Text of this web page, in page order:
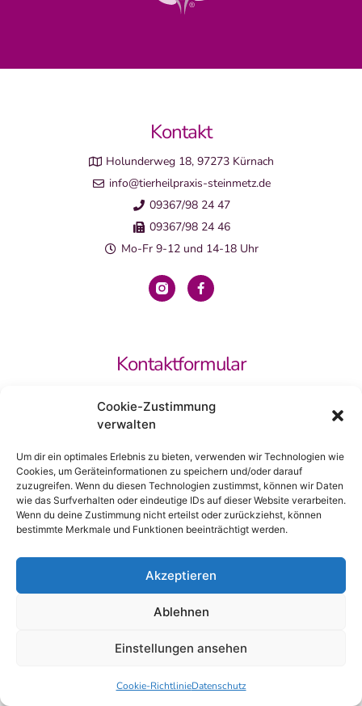
Cookie-Zustimmung
verwalten
Um dir ein optimales Erlebnis zu bieten, verwenden wir Technologien wie
Cookies, um Geräteinformationen zu speichern und/oder darauf
zuzugreifen. Wenn du diesen Technologien zustimmst, können wir Daten
wie das Surfverhalten oder eindeutige IDs auf dieser Website verarbeiten.
Wenn du deine Zustimmung nicht erteilst oder zurückziehst, können
bestimmte Merkmale und Funktionen beeinträchtigt werden.
Akzeptieren
Ablehnen
Einstellungen ansehen
Cookie-RichtlinieDatenschutz
Kontakt
Holunderweg 18, 97273 Kürnach
info@tierheilpraxis-steinmetz.de
09367/98 24 47
09367/98 24 46
Mo-Fr 9-12 und 14-18 Uhr
Kontaktformular